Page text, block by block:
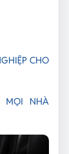
CHO
MỌI NHÀ